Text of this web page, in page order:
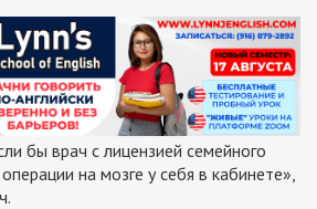
бы врач с лицензией семейного
на мозге у себя в кабинете»,